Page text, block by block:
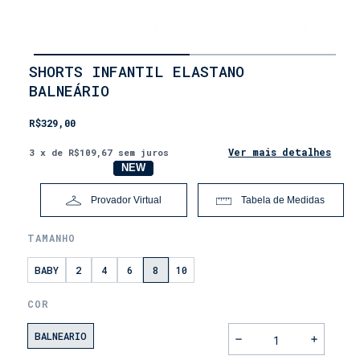
INÍCIO
•
LANÇAMENTOS
DIA
DOS
SHORTS INFANTIL ELASTANO
BALNEÁRIO
R$329,00
3 x de R$109,67 sem juros Ver mais detalhes
Provador Virtual
NOVO
NEW
Tabela de Medidas
TAMANHO
BABY 2 4 6 8 10
COR
BALNEARIO